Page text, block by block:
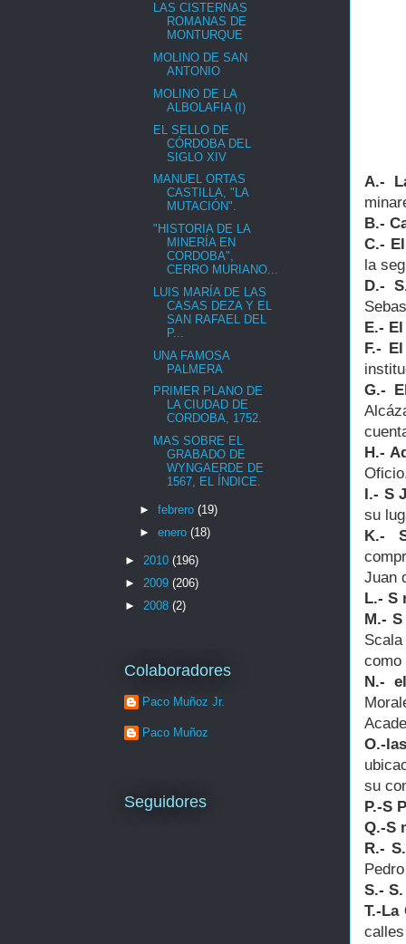
A.-
B.-
C.-
la
D.-
E.-
F.-
G.-
H.-
I.- S
su
K.-
Juan
L.- S
M.-
como
N.-
O.-
su
P.-S
Q.-S
R.-
S.-
T.-La
LAS CISTERNAS
ROMANAS DE
MONTURQUE
MOLINO DE SAN
ANTONIO
MOLINO DE LA
ALBOLAFIA (I)
EL SELLO DE
CÓRDOBA DEL
SIGLO XIV
MANUEL ORTAS
CASTILLA, "LA
MUTACIÓN".
"HISTORIA DE LA
MINERÍA EN
CORDOBA",
CERRO MURIANO...
LUIS MARÍA DE LAS
CASAS DEZA Y EL
SAN RAFAEL DEL
P...
UNA FAMOSA
PALMERA
PRIMER PLANO DE
LA CIUDAD DE
CORDOBA, 1752.
MAS SOBRE EL
GRABADO DE
WYNGAERDE DE
1567, EL ÍNDICE.
► febrero (19)
► enero (18)
► 2010 (196)
► 2009 (206)
► 2008 (2)
Colaboradores
Paco Muñoz Jr.
Paco Muñoz
Seguidores